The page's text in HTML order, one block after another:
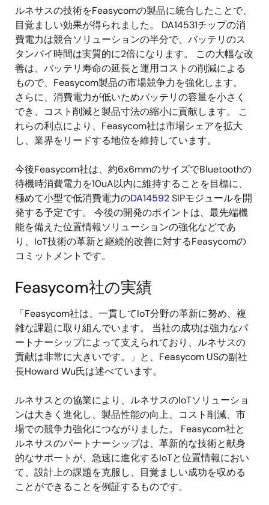
ルネサスの技術をFeasycomの製品に統合したことで、
目覚ましい効果が得られました。 DA14531チップの消
費電力は競合ソリューションの半分で、バッテリのス
タンバイ時間は実質的に2倍になります。 この大幅な改
善は、バッテリ寿命の延長と運用コストの削減による
もので、Feasycom製品の市場競争力を強化します。
さらに、消費電力が低いためバッテリの容量を小さく
でき、コスト削減と製品寸法の縮小に貢献します。 こ
れらの利点により、Feasycom社は市場シェアを拡大
し、業界をリードする地位を維持しています。
今後Feasycom社は、約6x6mmのサイズでBluetoothの
待機時消費電力を10uA以内に維持することを目標に、
極めて小型で低消費電力のDA14592SIPモジュールを開
発する予定です。 今後の開発のポイントは、最先端機
能を備えた位置情報ソリューションの強化などであ
り、IoT技術の革新と継続的改善に対するFeasycomの
コミットメントです。
Feasycom社の実績
「Feasycom社は、一貫してIoT分野の革新に努め、複
雑な課題に取り組んでいます。 当社の成功は強力なパ
ートナーシップによって支えられており、ルネサスの
貢献は非常に大きいです。」と、Feasycom USの副社
長Howard Wu氏は述べています。
ルネサスとの協業により、ルネサスのIoTソリューショ
ンは大きく進化し、製品性能の向上、コスト削減、市
場での競争力強化につながりました。 Feasycom社と
ルネサスのパートナーシップは、革新的な技術と献身
的なサポートが、急速に進化するIoTと位置情報におい
て、設計上の課題を克服し、目覚ましい成功を収める
ことができることを例証するものです。